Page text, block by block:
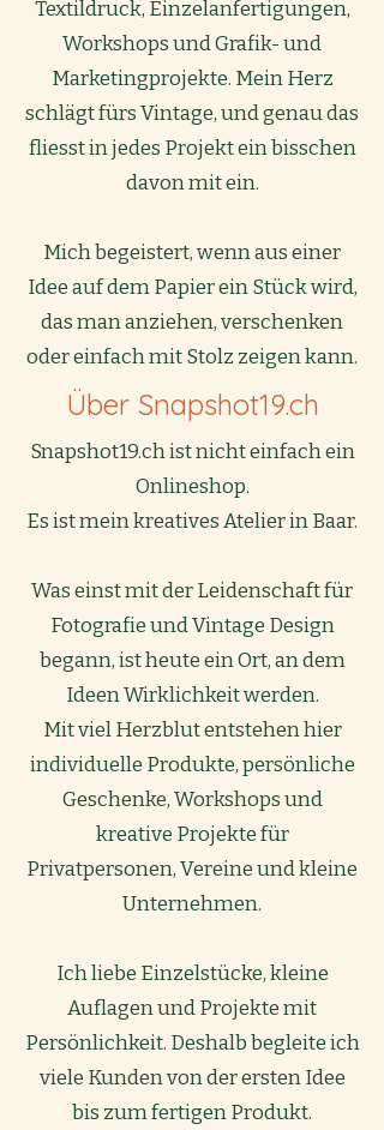
Textildruck, Einzelanfertigungen,
Workshops und Grafik- und
Marketingprojekte. Mein Herz
schlägt fürs Vintage, und genau das
fliesst in jedes Projekt ein bisschen
davon mit ein.
Mich begeistert, wenn aus einer
Idee auf dem Papier ein Stück wird,
das man anziehen, verschenken
oder einfach mit Stolz zeigen kann.
Über Snapshot19.ch
Snapshot19.ch ist nicht einfach ein
Onlineshop.
Es ist mein kreatives Atelier in Baar.
Was einst mit der Leidenschaft für
Fotografie und Vintage Design
begann, ist heute ein Ort, an dem
Ideen Wirklichkeit werden.
Mit viel Herzblut entstehen hier
individuelle Produkte, persönliche
Geschenke, Workshops und
kreative Projekte für
Privatpersonen, Vereine und kleine
Unternehmen.
Ich liebe Einzelstücke, kleine
Auflagen und Projekte mit
Persönlichkeit. Deshalb begleite ich
viele Kunden von der ersten Idee
bis zum fertigen Produkt.